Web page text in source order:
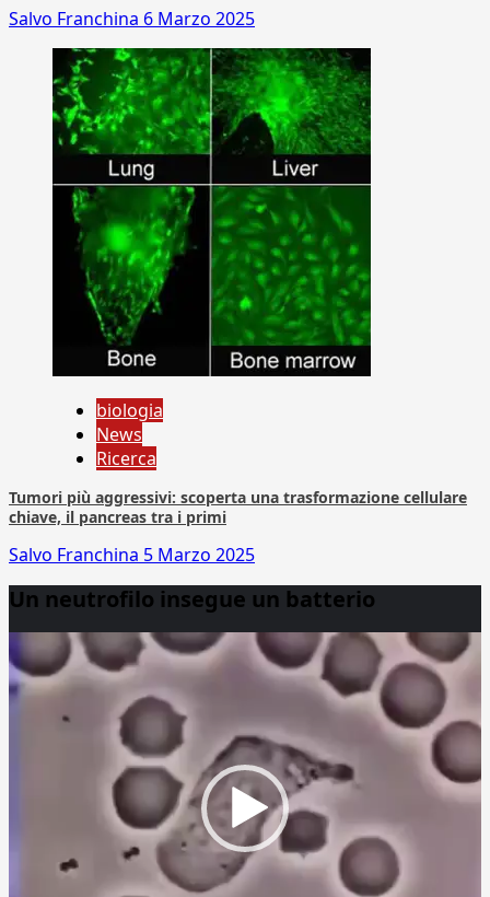
Salvo Franchina 6 Marzo 2025
biologia
News
Ricerca
Tumori più aggressivi: scoperta una trasformazione cellulare
chiave, il pancreas tra i primi
Salvo Franchina 5 Marzo 2025
Un neutrofilo insegue un batterio
Player